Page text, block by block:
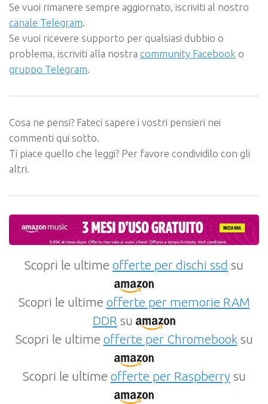
Se vuoi rimanere sempre aggiornato, iscriviti al nostro
canale Telegram
Se vuoi ricevere supporto per qualsiasi dubbio o
problema, iscriviti alla nostra community Facebook o
gruppo Telegram
Cosa ne pensi? Fateci sapere i vostri pensieri nei
commenti qui sotto.
Ti piace quello che leggi? Per favore condividilo con gli
altri.
Scopri le ultime offerte per dischi ssd su
Scopri le ultime offerte per memorie RAM
DDR su
Scopri le ultime offerte per Chromebooksu
Scopri le ultime offerte per Raspberrysu